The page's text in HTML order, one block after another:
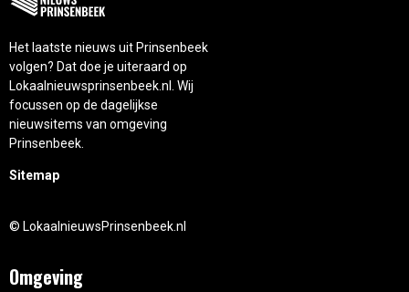
Het laatste nieuws uit Prinsenbeek
volgen? Dat doe je uiteraard op
Lokaalnieuwsprinsenbeek.nl. Wij
focussen op de dagelijkse
nieuwsitems van omgeving
Prinsenbeek.
Sitemap
© LokaalnieuwsPrinsenbeek.nl
Omgeving